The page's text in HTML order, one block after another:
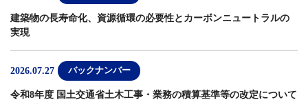
建築物の長寿命化、資源循環の必要性とカーボンニュートラルの
実現
2026.07.27 バックナンバー
令和8年度 国土交通省土木工事・業務の積算基準等の改定について